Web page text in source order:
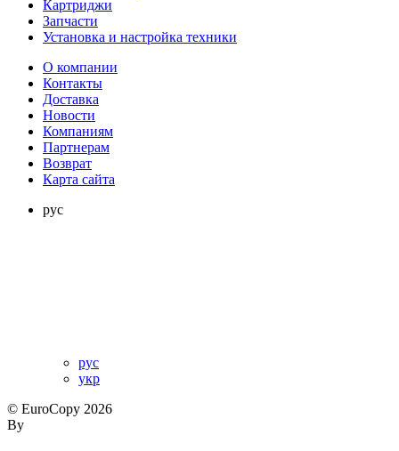
Картриджи
Запчасти
Установка и настройка техники
О компании
Контакты
Доставка
Новости
Компаниям
Партнерам
Возврат
Карта сайта
рус
рус
укр
© EuroCopy 2026
By